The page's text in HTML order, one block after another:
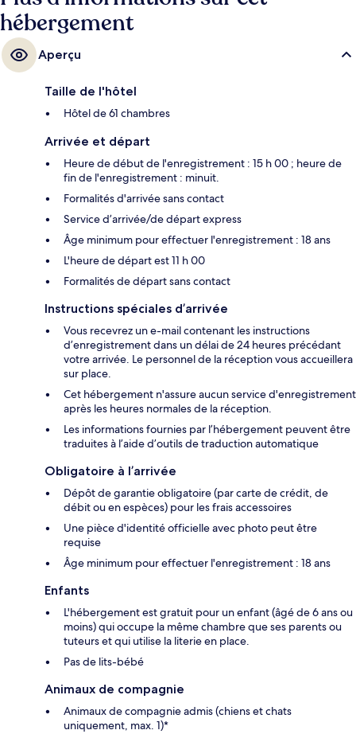
hébergement
Aperçu
Taille de l'hôtel
Hôtel de 61 chambres
Arrivée et départ
Heure de début de l'enregistrement : 15 h 00 ; heure de
fin de l'enregistrement : minuit.
Formalités d'arrivée sans contact
Service d’arrivée/de départ express
Âge minimum pour effectuer l'enregistrement : 18 ans
L'heure de départ est 11 h 00
Formalités de départ sans contact
Instructions spéciales d’arrivée
Vous recevrez un e-mail contenant les instructions
d’enregistrement dans un délai de 24 heures précédant
votre arrivée. Le personnel de la réception vous accueillera
sur place.
Cet hébergement n'assure aucun service d'enregistrement
après les heures normales de la réception.
Les informations fournies par l’hébergement peuvent être
traduites à l’aide d’outils de traduction automatique
Obligatoire à l’arrivée
Dépôt de garantie obligatoire (par carte de crédit, de
débit ou en espèces) pour les frais accessoires
Une pièce d'identité officielle avec photo peut être
requise
Âge minimum pour effectuer l'enregistrement : 18 ans
Enfants
L'hébergement est gratuit pour un enfant (âgé de 6 ans ou
moins) qui occupe la même chambre que ses parents ou
tuteurs et qui utilise la literie en place.
Pas de lits-bébé
Animaux de compagnie
Animaux de compagnie admis (chiens et chats
uniquement, max. 1)*